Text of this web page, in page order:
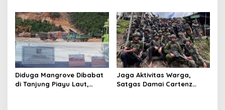
Langgar Aturan
Keimigrasian
Copper Slag Baru
Diduga Mangrove Dibabat
di Tanjung Piayu Laut,
Jaga Aktivitas Warga,
Satgas Damai Cartenz